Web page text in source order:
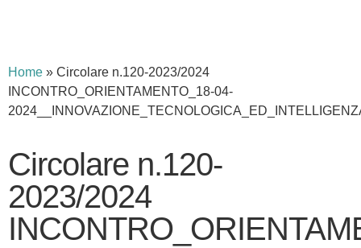
Home » Circolare n.120-2023/2024
INCONTRO_ORIENTAMENTO_18-04-
Circolare n.120-
2023/2024